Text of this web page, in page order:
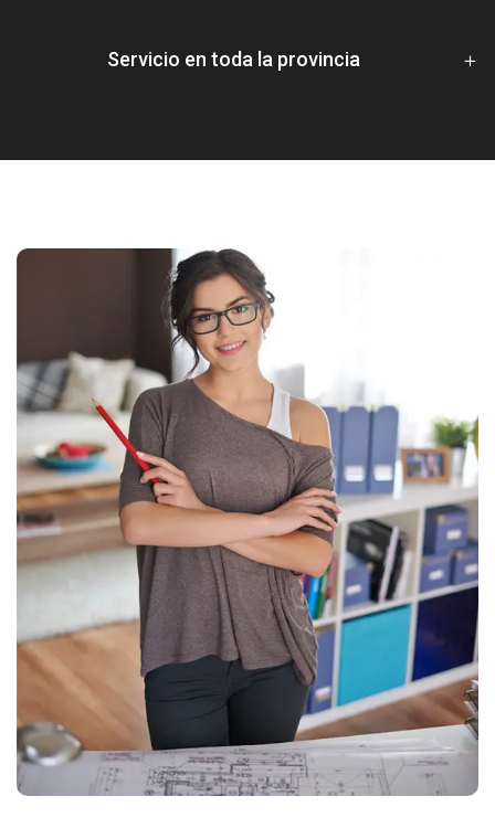
Servicio en toda la provincia